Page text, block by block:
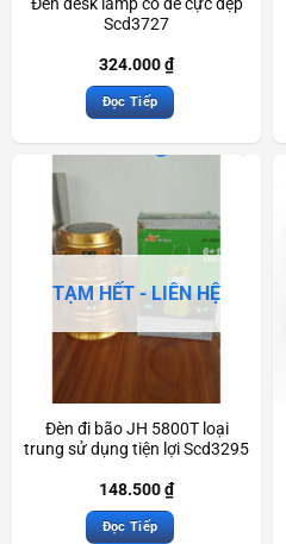
Scd3727
324.000₫
Đọc Tiếp
TẠM HẾT - LIÊN HỆ
Đèn đi bão JH 5800T loại
trung sử dụng tiện lợi Scd3295
148.500₫
Đọc Tiếp